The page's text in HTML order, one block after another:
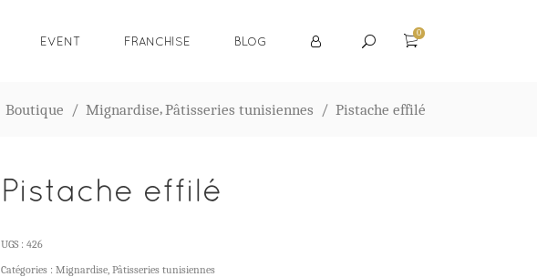
EVENT FRANCHISE BLOG
0
Boutique / Mignardise,Pâtisseries tunisiennes / Pistache effilé
Pistache effilé
UGS : 426
Catégories : Mignardise, Pâtisseries tunisiennes